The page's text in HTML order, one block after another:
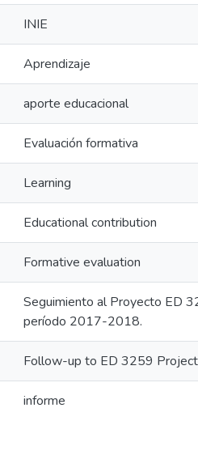
INIE
Aprendizaje
aporte educacional
Evaluación formativa
Learning
Educational contribution
Formative evaluation
Seguimiento al Proyecto ED
período 2017-2018.
Follow-up to ED 3259
informe